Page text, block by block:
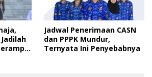
Jadwal Penerimaan CASN
dan PPPK Mundur,
Ternyata Ini Penyebabnya